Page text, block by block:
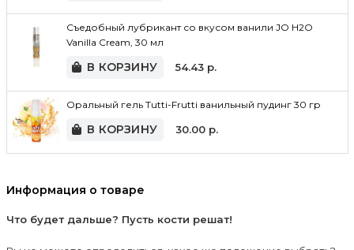
Съедобный лубрикант со вкусом ванили JO H2O
Vanilla Cream, 30 мл
В КОРЗИНУ 54.43р.
Оральный гель Tutti-Frutti ванильный пудинг 30 гр
В КОРЗИНУ 30.00р.
Информация о товаре
Что будет дальше? Пусть кости решат!